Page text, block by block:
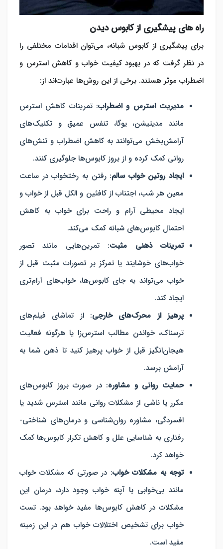
راه های پیشگیری از کابوس دیدن
برای پیشگیری از کابوس‌ شبانه، می‌توان اقدامات مختلفی را
در نظر گرفت که در بهبود کیفیت خواب و کاهش استرس و
اضطراب موثر هستند. برخی از این روش‌ها عبارت‌اند از:
مدیریت استرس و اضطراب: تمرینات کاهش استرس
مانند مدیتیشن، یوگا، تنفس عمیق و تکنیک‌های
آرامش‌بخش می‌توانند به کاهش اضطراب و تنش‌های
روانی کمک کرده و از بروز کابوس‌ها جلوگیری کنند.
ایجاد روتین خواب سالم: رفتن به رختخواب در ساعت
معین هر شب، اجتناب از کافئین و الکل قبل از خواب و
ایجاد محیطی آرام و راحت برای خواب به کاهش
احتمال کابوس‌های شبانه کمک می‌کند.
تمرینات ذهنی مثبت: تمرین‌هایی مانند تصور
خواب‌های خوشایند یا تمرکز بر تصورات مثبت قبل از
خواب می‌تواند به جای کابوس‌ها، خواب‌های آرام‌تری
ایجاد کند.
پرهیز از محرک‌های خارجی: از تماشای فیلم‌های
ترسناک، خواندن مطالب استرس‌زا یا هرگونه فعالیت
هیجان‌انگیز قبل از خواب پرهیز کنید تا ذهن شما به
آرامش برسد.
حمایت روانی و مشاوره: در صورت بروز کابوس‌های
مکرر یا ناشی از مشکلات روانی مانند استرس شدید یا
افسردگی، مشاوره روان‌شناسی و درمان‌های شناختی-
رفتاری به شناسایی علل و کاهش تکرار کابوس‌ها کمک
خواهد کرد.
توجه به مشکلات خواب: در صورتی که مشکلات خواب
مانند بی‌خوابی یا آپنه خواب وجود دارد، درمان این
مشکلات در کاهش کابوس‌ها مفید خواهد بود. تست
خواب برای تشخیص اختلالات خواب هم در این زمینه
مفید است.